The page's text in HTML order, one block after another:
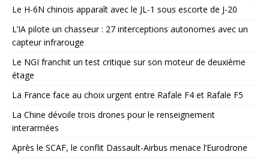
Le H-6N chinois apparaît avec le JL-1 sous escorte de J-20
L’IA pilote un chasseur : 27 interceptions autonomes avec un
capteur infrarouge
Le NGI franchit un test critique sur son moteur de deuxième
étage
La France face au choix urgent entre Rafale F4 et Rafale F5
La Chine dévoile trois drones pour le renseignement
interarmées
Après le SCAF, le conflit Dassault-Airbus menace l’Eurodrone